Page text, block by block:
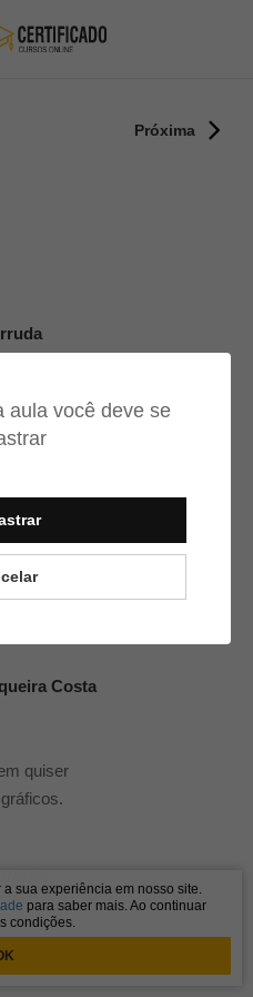
aula você deve se
Próxima
meu
Costa
quiser
sua experiência em nosso site.
para saber mais. Ao continuar
condições.